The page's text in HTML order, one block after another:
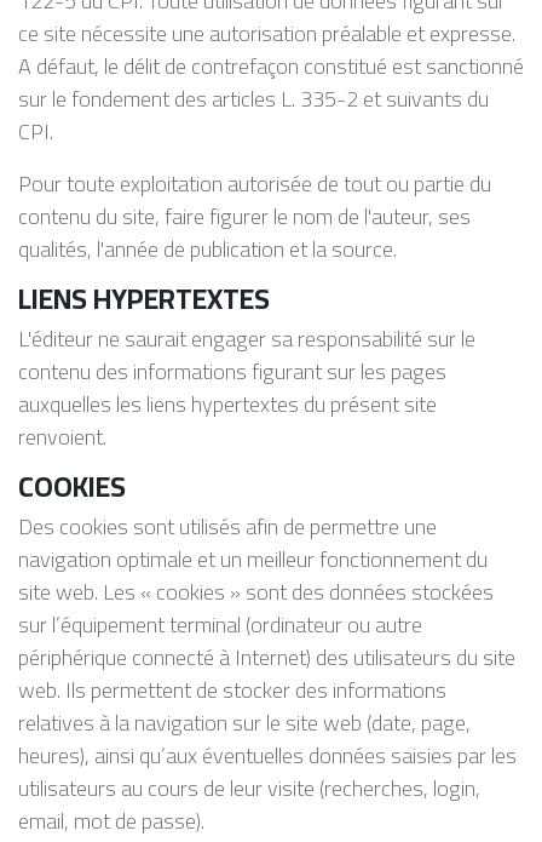
ce site nécessite une autorisation préalable et expresse.
A défaut, le délit de contrefaçon constitué est sanctionné
sur le fondement des articles L. 335-2 et suivants du
CPI.
Pour toute exploitation autorisée de tout ou partie du
contenu du site, faire figurer le nom de l'auteur, ses
qualités, l'année de publication et la source.
LIENS HYPERTEXTES
L'éditeur ne saurait engager sa responsabilité sur le
contenu des informations figurant sur les pages
auxquelles les liens hypertextes du présent site
renvoient.
COOKIES
Des cookies sont utilisés afin de permettre une
navigation optimale et un meilleur fonctionnement du
site web. Les « cookies » sont des données stockées
sur l’équipement terminal (ordinateur ou autre
périphérique connecté à Internet) des utilisateurs du site
web. Ils permettent de stocker des informations
relatives à la navigation sur le site web (date, page,
heures), ainsi qu’aux éventuelles données saisies par les
utilisateurs au cours de leur visite (recherches, login,
email, mot de passe).